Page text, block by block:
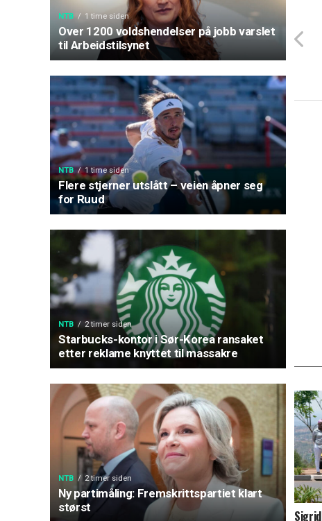
NTB 1 time siden
Over 1200 voldshendelser på jobb varslet
til Arbeidstilsynet
NTB 1 time siden
Flere stjerner utslått – veien åpner seg
for Ruud
NTB 2 timer siden
Starbucks-kontor i Sør-Korea ransaket
etter reklame knyttet til massakre
NTB 2 timer siden
Ny partimåling: Fremskrittspartiet klart
størst